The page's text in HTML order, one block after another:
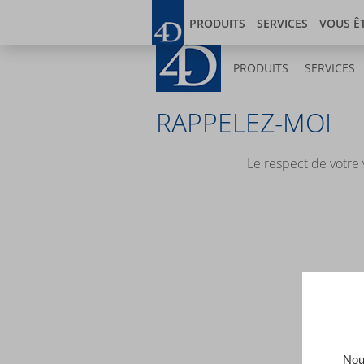
PRODUITS SERVICES VOUS
Blog
PRODUITS SERVICES
RAPPELEZ-MOI
Le respect de